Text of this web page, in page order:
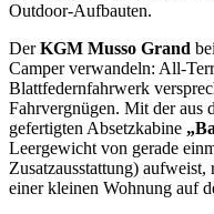
Outdoor-Aufbauten.
DerKGM Musso Grand
Camper verwandeln: All-
Blattfedernfahrwerk
Fahrvergnügen. Mit der
gefertigten Absetzkabine
Leergewicht von gerade
Zusatzausstattung)
einer kleinen Wohnung auf